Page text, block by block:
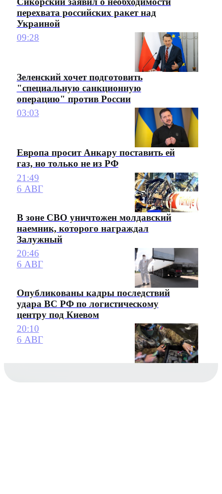
перехвата российских ракет над
Украиной
09:28
Зеленский хочет подготовить
"специальную санкционную
операцию" против России
03:03
Европа просит Анкару поставить ей
газ, но только не из РФ
21:49
6 АВГ
В зоне СВО уничтожен молдавский
наемник, которого награждал
Залужный
20:46
6 АВГ
Опубликованы кадры последствий
удара ВС РФ по логистическому
центру под Киевом
20:10
6 АВГ